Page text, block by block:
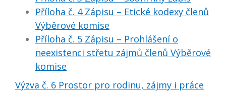
Příloha č. 4 Zápisu – Etické kodexy členů
Výběrové komise
Příloha č. 5 Zápisu – Prohlášení o
neexistenci střetu zájmů členů Výběrové
komise
Výzva č. 6 Prostor pro rodinu, zájmy i práce